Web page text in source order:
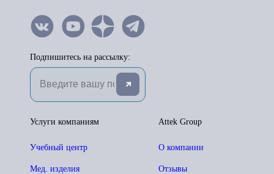
Подпишитесь на рассылку:
Attek Group
О компании
Отзывы
Услуги компаниям
Учебный центр
Мед. изделия